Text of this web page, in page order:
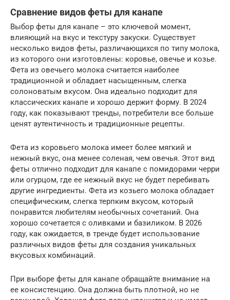
Сравнение видов феты для канапе
Выбор феты для канапе – это ключевой момент,
влияющий на вкус и текстуру закуски. Существует
несколько видов феты, различающихся по типу молока,
из которого они изготовлены: коровье, овечье и козье.
Фета из овечьего молока считается наиболее
традиционной и обладает насыщенным, слегка
солоноватым вкусом. Она идеально подходит для
классических канапе и хорошо держит форму. В 2024
году, как показывают тренды, потребители все больше
ценят аутентичность и традиционные рецепты.
Фета из коровьего молока имеет более мягкий и
нежный вкус, она менее соленая, чем овечья. Этот вид
феты отлично подходит для канапе с помидорами черри
или огурцом, где ее нежный вкус не будет перебивать
другие ингредиенты. Фета из козьего молока обладает
специфическим, слегка терпким вкусом, который
понравится любителям необычных сочетаний. Она
хорошо сочетается с оливками и базиликом. В 2026
году, как ожидается, в тренде будет использование
различных видов феты для создания уникальных
вкусовых комбинаций.
При выборе феты для канапе обращайте внимание на
ее консистенцию. Она должна быть плотной, но не